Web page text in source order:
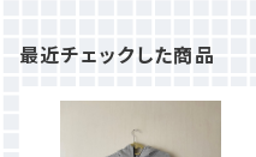
最近チェックした商品